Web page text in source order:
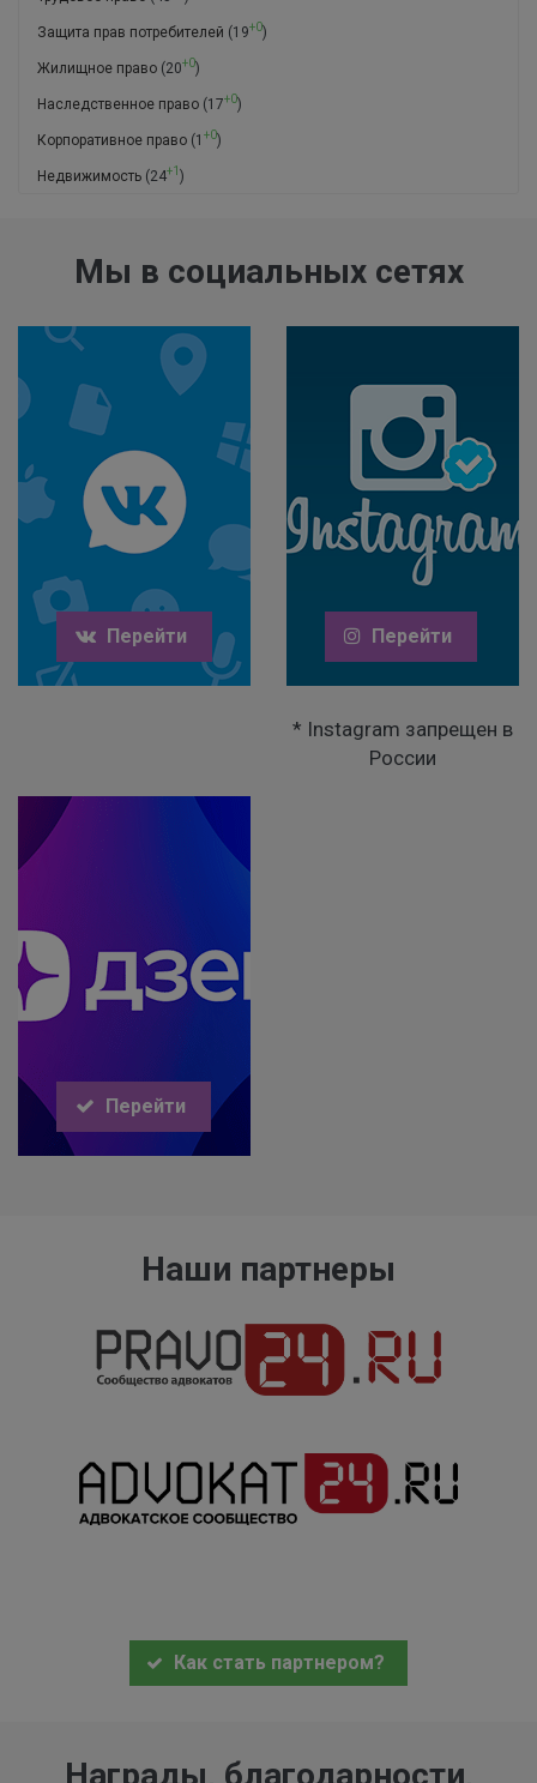
Защита прав потребителей (19+0)
Жилищное право (20+0)
Наследственное право (17+0)
Корпоративное право (1 +0)
Недвижимость (24+1 )
Мы в социальных сетях
Перейти Перейти
* Instagram запрещен в
России
Перейти
Наши партнеры
Как стать партнером?
Награды, благодарности,